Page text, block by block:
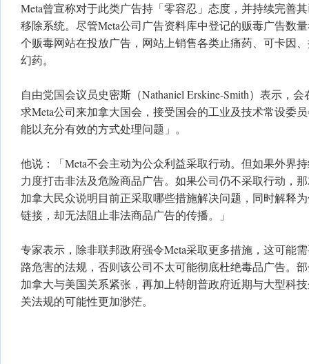
Meta曾宣称对于此类广告持「零容忍」态度，并持续完善
移除系统。尽管Meta公司广告资料库中登记的贩毒广告数
个贩毒网站在投放广告，网站上销售各类止痛药、可卡因
幻药。
自由党国会议员史密斯（Nathaniel Erskine-Smith）表示，
求Meta公司来加拿大国会，接受国会的工业及技术常设委
能以充分有效的方式处理问题」。
他说：「Meta不会主动为公众利益采取行动。但如果外界
力度打击非法及危险商品广告。如果公司仍不采取行动，
加拿大民众说明目前正采取哪些措施解决问题，同时解释
链接，却无法阻止非法商品广告的传播。」
专家表示，除非联邦政府强令Meta采取更多措施，这可能
路危害的法规，否则该公司不太可能彻底杜绝毒品广告。
加拿大与美国关系紧张，再加上特朗普政府近期与大型科
关法规的可能性更加渺茫。